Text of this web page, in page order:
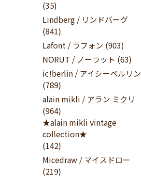
(35)
Lindberg / リンドバーグ
(841)
Lafont / ラフォン (903)
NORUT / ノーラット (63)
ic!berlin / アイシーベルリン
(789)
alain mikli / アラン ミクリ
(964)
★alain mikli vintage
collection★
(142)
Micedraw / マイスドロー
(219)